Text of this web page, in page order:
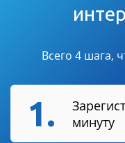
Всего 4 шага,
1.
минуту